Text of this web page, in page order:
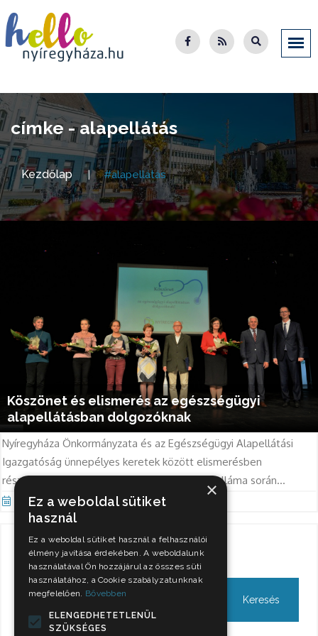
címke - alapellátás
Kezdőlap #alapellátás
Köszönet és elismerés az egészségügyi
alapellátásban dolgozóknak
Nyíregyháza Önkormányzata és az Egészségügyi Alapellátási
Igazgatóság ünnepélyes keretek között elismerésben
részesítette a koronavírus világjárvány 2-3. hulláma során...
Okt 13, 2021
Keresés
×
Ez a weboldal sütiket
használ
Ez a weboldal sütiket használ a felhasználói
élmény javítása érdekében. A weboldalunk
használatával Ön hozzájárul az összes süti
használatához, a Cookie szabályzatunknak
megfelelően. Bővebben
ELENGEDHETETLENÜL
SZÜKSÉGES